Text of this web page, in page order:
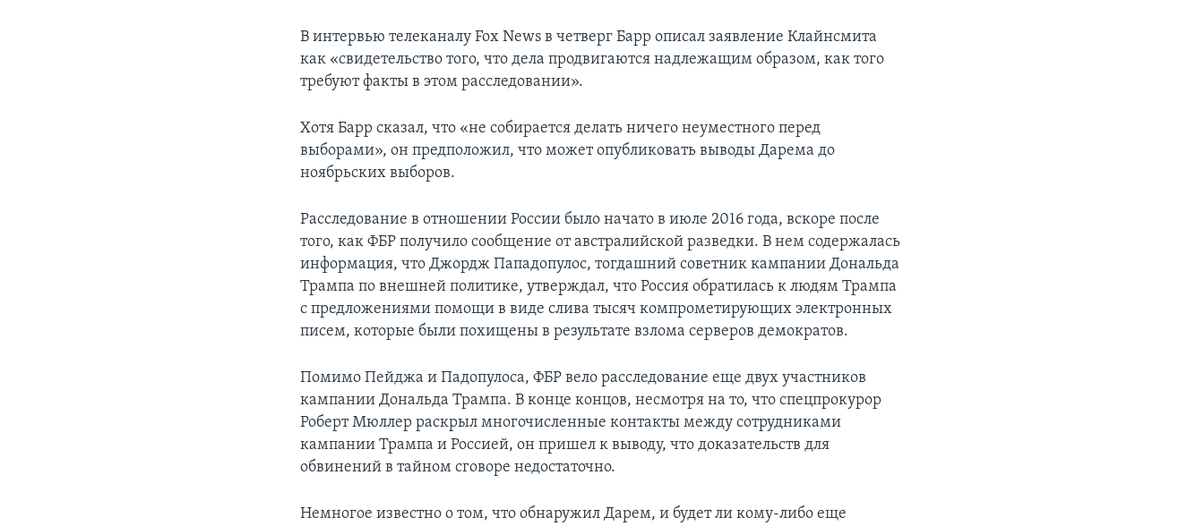
В интервью телеканалу Fox News в четверг Барр описал заявление Клайнсмита
как «свидетельство того, что дела продвигаются надлежащим образом, как того
требуют факты в этом расследовании».
Хотя Барр сказал, что «не собирается делать ничего неуместного перед
выборами», он предположил, что может опубликовать выводы Дарема до
ноябрьских выборов.
Расследование в отношении России было начато в июле 2016 года, вскоре после
того, как ФБР получило сообщение от австралийской разведки. В нем содержалась
информация, что Джордж Пападопулос, тогдашний советник кампании Дональда
Трампа по внешней политике, утверждал, что Россия обратилась к людям Трампа
с предложениями помощи в виде слива тысяч компрометирующих электронных
писем, которые были похищены в результате взлома серверов демократов.
Помимо Пейджа и Падопулоса, ФБР вело расследование еще двух участников
кампании Дональда Трампа. В конце концов, несмотря на то, что спецпрокурор
Роберт Мюллер раскрыл многочисленные контакты между сотрудниками
кампании Трампа и Россией, он пришел к выводу, что доказательств для
обвинений в тайном сговоре недостаточно.
Немногое известно о том, что обнаружил Дарем, и будет ли кому-либо еще